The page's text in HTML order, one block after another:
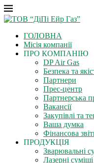
ГОЛОВНА
Місія компанії
ПРО КОМПАНІЮ
DP Air Gas
Безпека та
Партнери
Прес-центр
Партнерська
Вакансії
Закупівлі та
Ваша думка
Фінансова
ПРОДУКЦІЯ
Зварювальні
Лазерні суміші